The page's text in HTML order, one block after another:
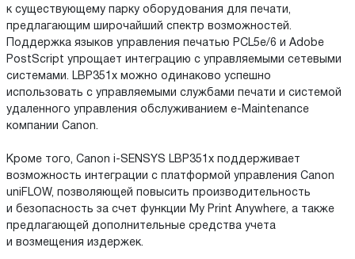
к существующему парку оборудования для печати,
предлагающим широчайший спектр возможностей.
Поддержка языков управления печатью PCL5e/6 и Adobe
PostScript упрощает интеграцию с управляемыми сетевыми
системами. LBP351x можно одинаково успешно
использовать с управляемыми службами печати и системой
удаленного управления обслуживанием e-Maintenance
компании Canon.
Кроме того, Canon i-SENSYS LBP351x поддерживает
возможность интеграции с платформой управления Canon
uniFLOW, позволяющей повысить производительность
и безопасность за счет функции My Print Anywhere, а также
предлагающей дополнительные средства учета
и возмещения издержек.